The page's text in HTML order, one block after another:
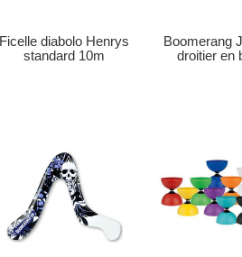
Ficelle diabolo Henrys
standard 10m
Boomerang
droitier en